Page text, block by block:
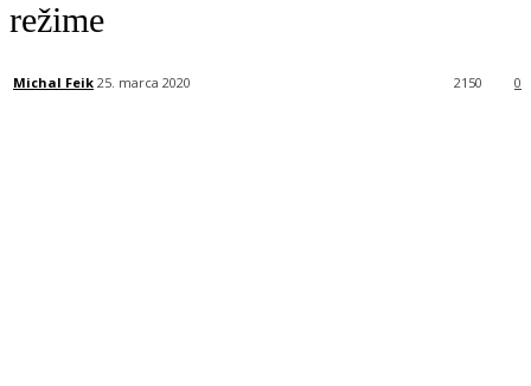
režime
Michal Feik 25. marca 2020 0
2150